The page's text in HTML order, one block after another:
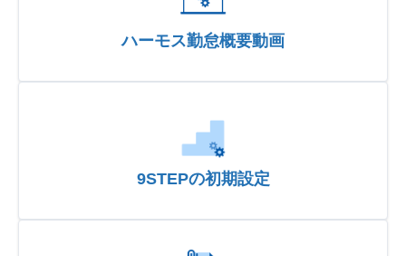
ハーモス勤怠概要動画
9STEPの初期設定